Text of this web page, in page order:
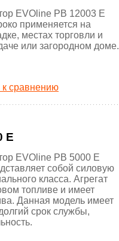
EVOline PB 12003 E
применяется на
местах торговли и
или загородном доме.
к сравнению
E
EVOline PB 5000 E
собой силовую
класса. Агрегат
топливе и имеет
Данная модель имеет
срок службы,